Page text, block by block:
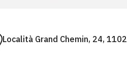
Località Grand Chemin, 24,